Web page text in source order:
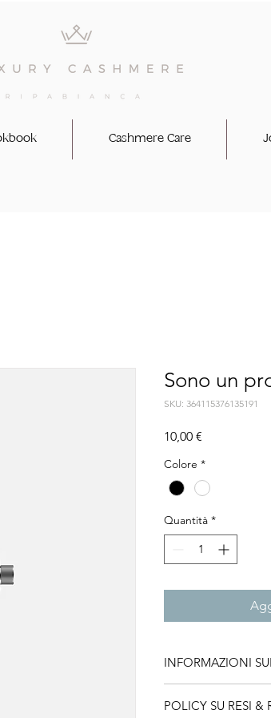
Cashmere Care
Sono un
SKU: 364115376135191
10,00 €
Colore *
Quantità *
INFORMAZIONI
perfetto per
POLICY SU RESI &